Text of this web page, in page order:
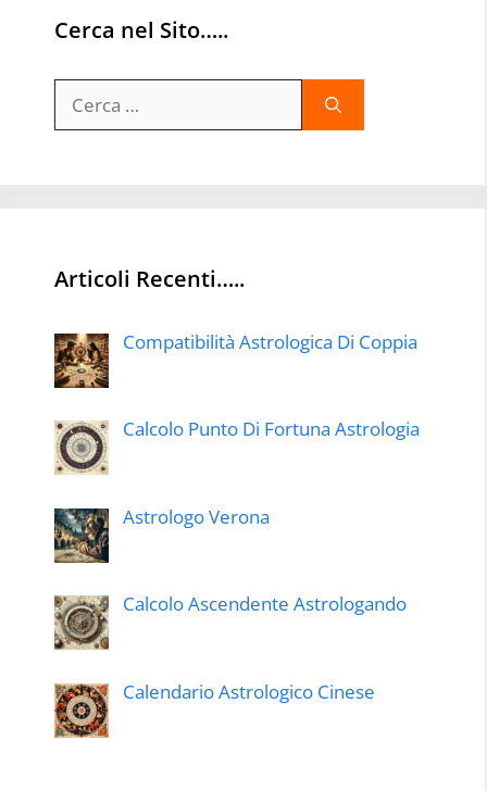
Cerca nel Sito…..
per:
Articoli Recenti…..
Compatibilità Astrologica Di Coppia
Calcolo Punto Di Fortuna Astrologia
Astrologo Verona
Calcolo Ascendente Astrologando
Calendario Astrologico Cinese